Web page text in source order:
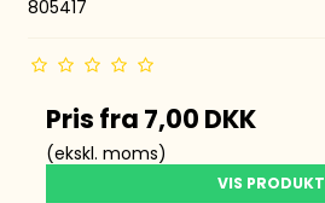
805417
Pris fra 7,00 DKK
(ekskl. moms)
VIS PRODUKT